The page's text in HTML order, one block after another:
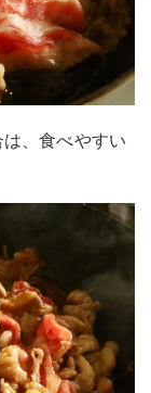
、食べやすい